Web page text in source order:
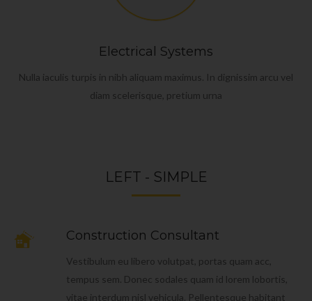
Electrical Systems
Nulla iaculis turpis in nibh aliquam maximus. In dignissim arcu vel
diam scelerisque, pretium urna
LEFT - SIMPLE
Construction Consultant
Vestibulum eu libero volutpat, portas quam acc,
tempus sem. Donec sodales quam id lorem lobortis,
vitae interdum nisl vehicula. Pellentesque habitant